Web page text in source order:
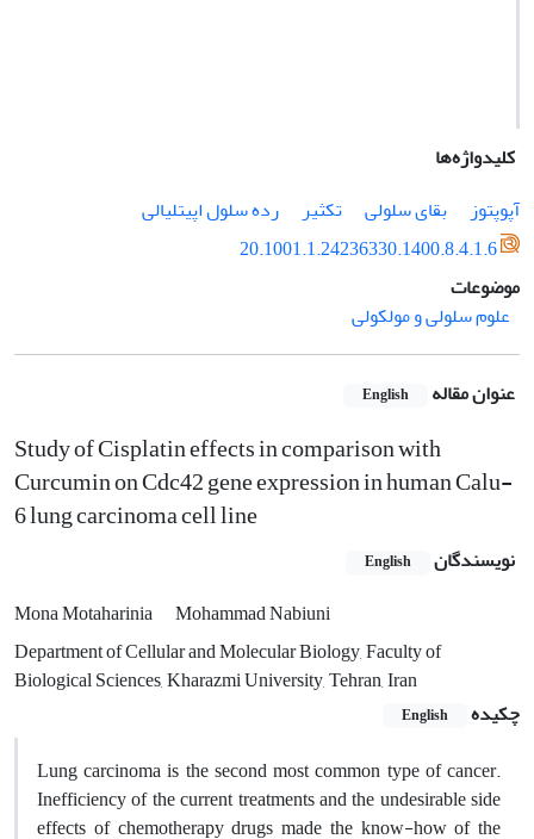
کلیدواژه‌ها
آپوپتوز
بقای سلولی تکثیر
رده­ سلول اپی­تلیالی
20.1001.1.24236330.1400.8.4.1.6
موضوعات
علوم سلولی و مولکولی
عنوان مقاله English
Study of Cisplatin effects in comparison with
Curcumin on Cdc42 gene expression in human Calu-
6 lung carcinoma cell line
نویسندگان English
Mona Motaharinia
Mohammad Nabiuni
Department of Cellular and Molecular Biology, Faculty of
Biological Sciences, Kharazmi University, Tehran, Iran
چکیده
English
Lung carcinoma is the second most common type of cancer.
Inefficiency of the current treatments and the undesirable side
effects of chemotherapy drugs made the know-how of the